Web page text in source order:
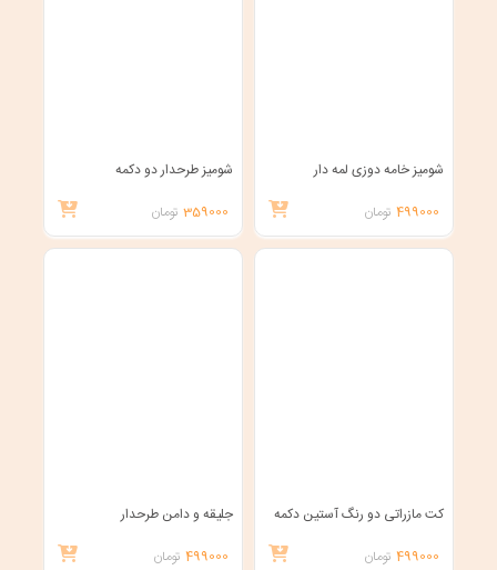
شومیز خامه دوزی لمه دار
499000 تومان
شومیز طرحدار دو دکمه
359000 تومان
کت مازراتی دو رنگ آستین دکمه
499000 تومان
جلیقه و دامن طرحدار
499000 تومان